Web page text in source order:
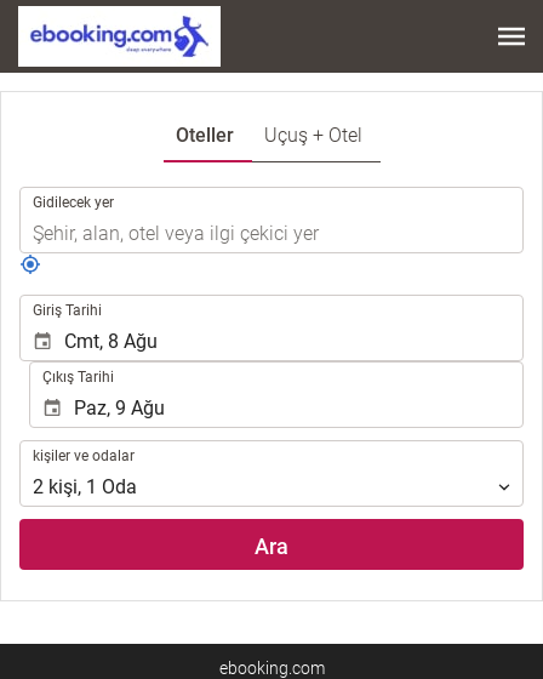
Oteller Uçuş + Otel
Gidilecek yer
Giriş Tarihi
Çıkış Tarihi
kişiler
ve
odalar
kişiler ve odalar
2 kişi, 1 Oda
Ara
ebooking.com